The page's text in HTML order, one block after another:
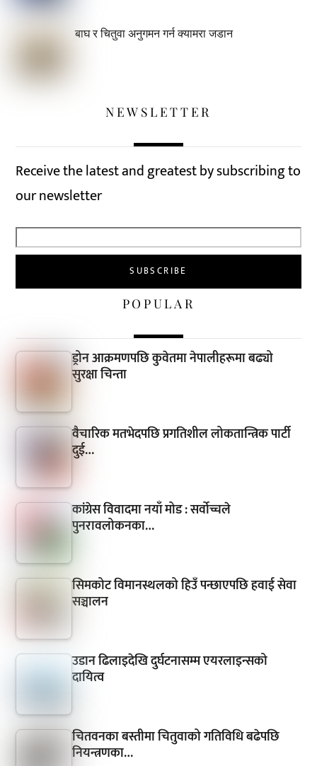
बाघ र चितुवा अनुगमन गर्न क्यामरा जडान
NEWSLETTER
Receive the latest and greatest by subscribing to
our newsletter
POPULAR
ड्रोन आक्रमणपछि कुवेतमा नेपालीहरूमा बढ्यो
सुरक्षा चिन्ता
वैचारिक मतभेदपछि प्रगतिशील लोकतान्त्रिक पार्टी
दुई…
कांग्रेस विवादमा नयाँ मोड : सर्वोच्चले
पुनरावलोकनका…
सिमकोट विमानस्थलको हिउँ पन्छाएपछि हवाई सेवा
सञ्चालन
उडान ढिलाइदेखि दुर्घटनासम्म एयरलाइन्सको
दायित्व
चितवनका बस्तीमा चितुवाको गतिविधि बढेपछि
नियन्त्रणका…